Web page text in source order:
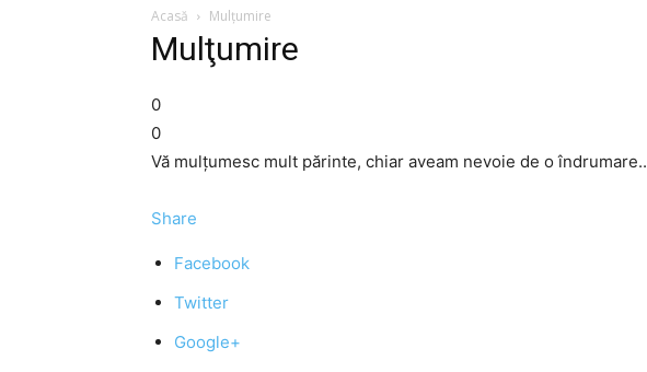
Acasă Mulţumire
Mulţumire
0
0
Vă mulţumesc mult părinte, chiar aveam nevoie de o îndrumare..
Share
Facebook
Twitter
Google+